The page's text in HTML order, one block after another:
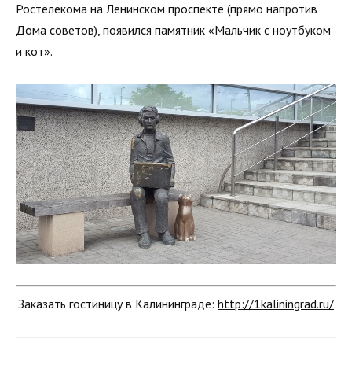
Ростелекома на Ленинском проспекте (прямо напротив
Дома советов), появился памятник «Мальчик с ноутбуком
и кот».
Заказать гостиницу в Калининграде: http://1kaliningrad.ru/